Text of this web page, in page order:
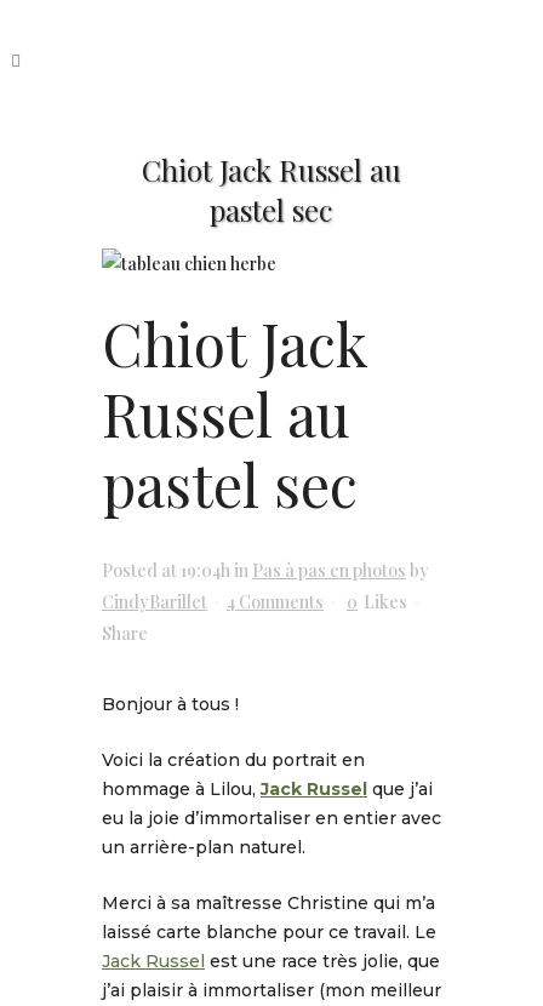
Chiot Jack Russel au
pastel sec
Chiot Jack
Russel au
pastel sec
Posted at 19:04h in Pas à pas en photos by
CindyBarillet
4 Comments 0 Likes
Share
Bonjour à tous !
Voici la création du portrait en
hommage à Lilou,Jack Russel que j’ai
eu la joie d’immortaliser en entier avec
un arrière-plan naturel.
Merci à sa maîtresse Christine qui m’a
laissé carte blanche pour ce travail. Le
Jack Russel est une race très jolie, que
j’ai plaisir à immortaliser (mon meilleur